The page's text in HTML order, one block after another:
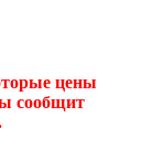
цены
сообщит